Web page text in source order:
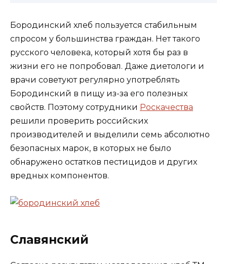
Бородинский хлеб пользуется стабильным
спросом у большинства граждан. Нет такого
русского человека, который хотя бы раз в
жизни его не попробовал. Даже диетологи и
врачи советуют регулярно употреблять
Бородинский в пищу из-за его полезных
свойств. Поэтому сотрудники Роскачества
решили проверить российских
производителей и выделили семь абсолютно
безопасных марок, в которых не было
обнаружено остатков пестицидов и других
вредных компонентов.
Славянский